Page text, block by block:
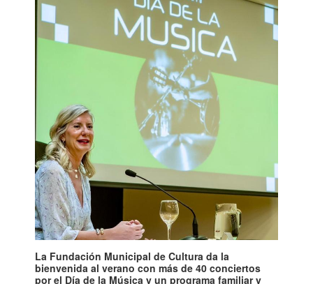
La Fundación Municipal de Cultura da la
bienvenida al verano con más de 40 conciertos
por el Día de la Música y un programa familiar y